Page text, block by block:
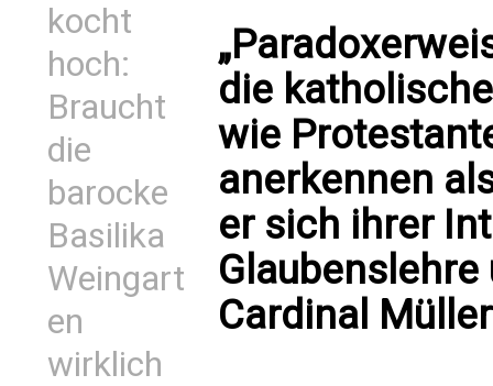
kocht
hoch:
Braucht
die
barocke
Basilika
Weingart
en
wirklich
die
wie
anerkennen
er sich ihrer
Cardinal Müller